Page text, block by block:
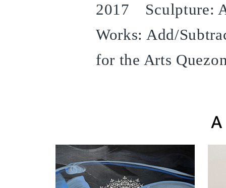
2017 Sculpture:
Works: Add/
for the Arts